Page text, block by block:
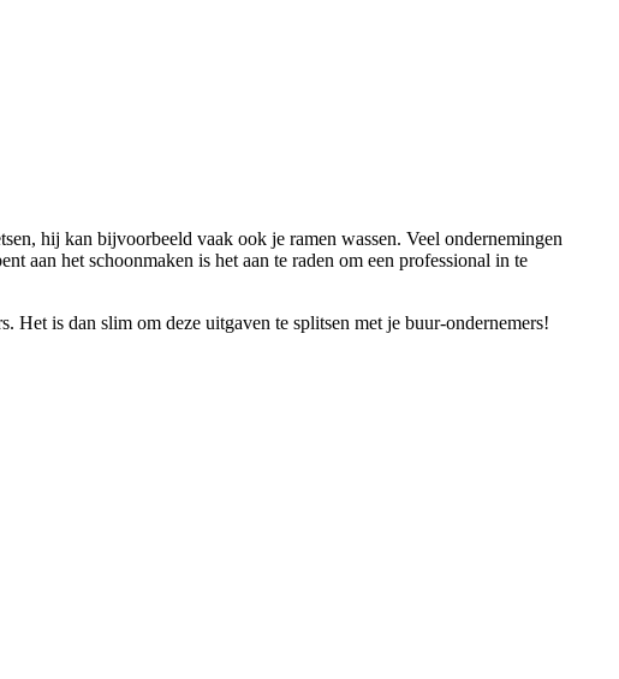
hij kan bijvoorbeeld vaak ook je ramen wassen. Veel ondernemingen
aan het schoonmaken is het aan te raden om een professional in te
is dan slim om deze uitgaven te splitsen met je buur-ondernemers!